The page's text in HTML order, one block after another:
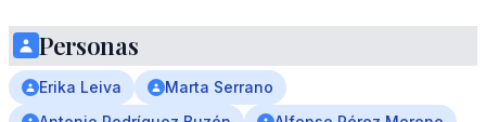
Personas
Erika Leiva
Marta Serrano